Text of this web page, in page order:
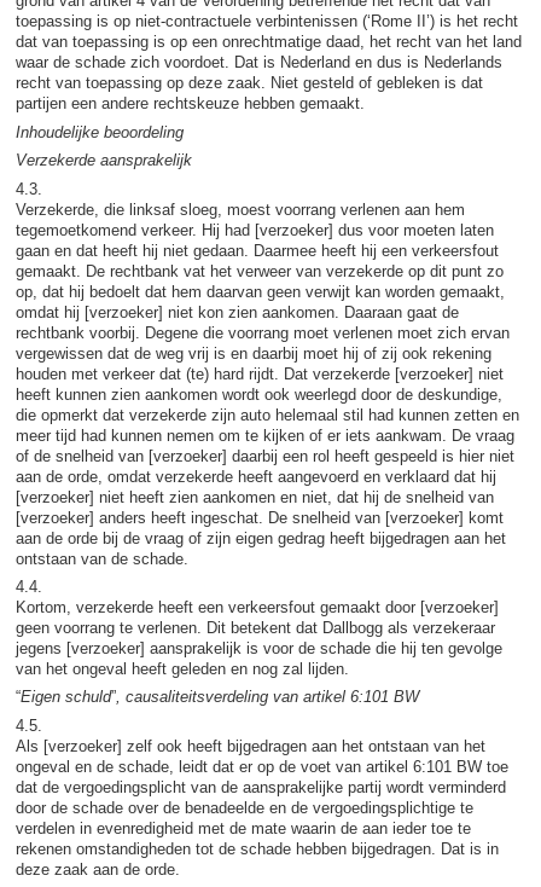
toepassing is op niet-contractuele verbintenissen (‘Rome II’) is het recht
dat van toepassing is op een onrechtmatige daad, het recht van het land
waar de schade zich voordoet. Dat is Nederland en dus is Nederlands
recht van toepassing op deze zaak. Niet gesteld of gebleken is dat
partijen een andere rechtskeuze hebben gemaakt.
Inhoudelijke beoordeling
Verzekerde aansprakelijk
4.3.
Verzekerde, die linksaf sloeg, moest voorrang verlenen aan hem
tegemoetkomend verkeer. Hij had [verzoeker] dus voor moeten laten
gaan en dat heeft hij niet gedaan. Daarmee heeft hij een verkeersfout
gemaakt. De rechtbank vat het verweer van verzekerde op dit punt zo
op, dat hij bedoelt dat hem daarvan geen verwijt kan worden gemaakt,
omdat hij [verzoeker] niet kon zien aankomen. Daaraan gaat de
rechtbank voorbij. Degene die voorrang moet verlenen moet zich ervan
vergewissen dat de weg vrij is en daarbij moet hij of zij ook rekening
houden met verkeer dat (te) hard rijdt. Dat verzekerde [verzoeker] niet
heeft kunnen zien aankomen wordt ook weerlegd door de deskundige,
die opmerkt dat verzekerde zijn auto helemaal stil had kunnen zetten en
meer tijd had kunnen nemen om te kijken of er iets aankwam. De vraag
of de snelheid van [verzoeker] daarbij een rol heeft gespeeld is hier niet
aan de orde, omdat verzekerde heeft aangevoerd en verklaard dat hij
[verzoeker] niet heeft zien aankomen en niet, dat hij de snelheid van
[verzoeker] anders heeft ingeschat. De snelheid van [verzoeker] komt
aan de orde bij de vraag of zijn eigen gedrag heeft bijgedragen aan het
ontstaan van de schade.
4.4.
Kortom, verzekerde heeft een verkeersfout gemaakt door [verzoeker]
geen voorrang te verlenen. Dit betekent dat Dallbogg als verzekeraar
jegens [verzoeker] aansprakelijk is voor de schade die hij ten gevolge
van het ongeval heeft geleden en nog zal lijden.
“Eigen schuld”, causaliteitsverdeling van artikel 6:101 BW
4.5.
Als [verzoeker] zelf ook heeft bijgedragen aan het ontstaan van het
ongeval en de schade, leidt dat er op de voet van artikel 6:101 BW toe
dat de vergoedingsplicht van de aansprakelijke partij wordt verminderd
door de schade over de benadeelde en de vergoedingsplichtige te
verdelen in evenredigheid met de mate waarin de aan ieder toe te
rekenen omstandigheden tot de schade hebben bijgedragen. Dat is in
deze zaak aan de orde.